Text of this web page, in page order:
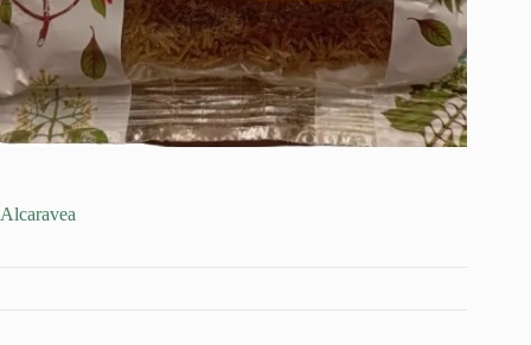
Alcaravea